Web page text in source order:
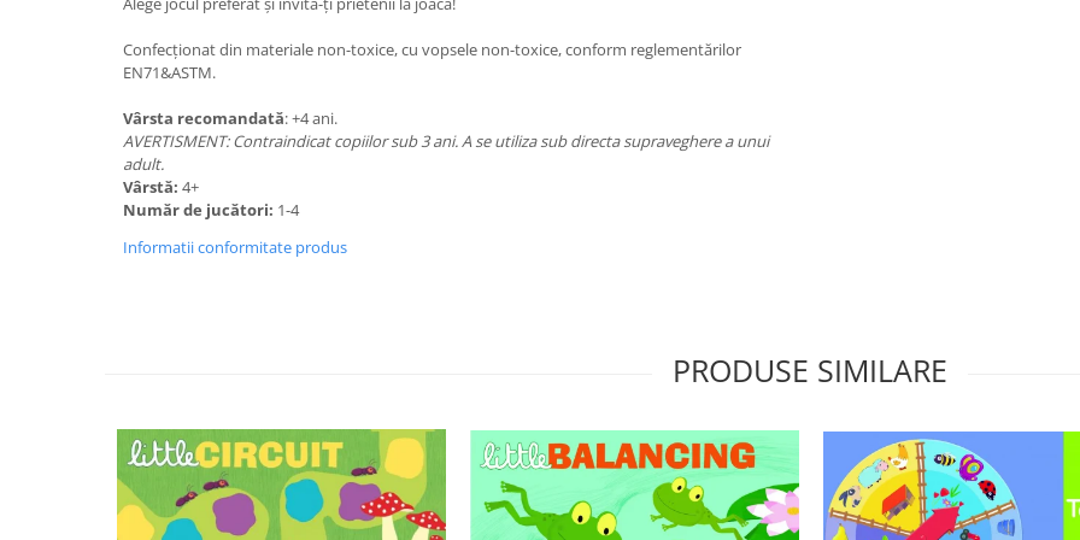
Confecționat din materiale non-toxice, cu vopsele non-toxice, conform reglementărilor
EN71&ASTM.
Vârsta recomandată: +4 ani.
AVERTISMENT: Contraindicat copiilor sub 3 ani. A se utiliza sub directa supraveghere a unui
adult.
Vârstă: 4+
Număr de jucători: 1-4
Informatii conformitate produs
PRODUSE SIMILARE